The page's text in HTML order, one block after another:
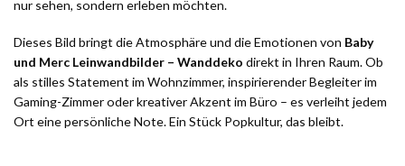
nur sehen, sondern erleben möchten.
Dieses Bild bringt die Atmosphäre und die Emotionen von Baby
und Merc Leinwandbilder – Wanddeko direkt in Ihren Raum. Ob
als stilles Statement im Wohnzimmer, inspirierender Begleiter im
Gaming-Zimmer oder kreativer Akzent im Büro – es verleiht jedem
Ort eine persönliche Note. Ein Stück Popkultur, das bleibt.